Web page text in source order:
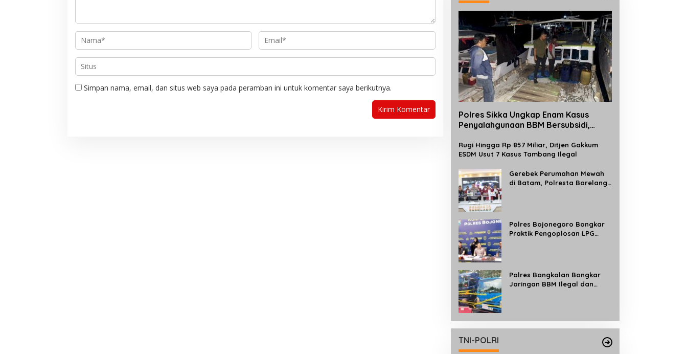
s
Simpan nama, email, dan situs web saya pada peramban ini untuk komentar saya berikutnya.
Polres Sikka Ungkap Enam Kasus
Penyalahgunaan BBM Bersubsidi,
Diamankan
Rugi Hingga Rp 857 Miliar, Ditjen Gakkum
ESDM Usut 7 Kasus Tambang Ilegal
Gerebek Perumahan Mewah
di Batam, Polresta Barelang
Polres Bojonegoro Bongkar
Praktik Pengoplosan LPG
Polres Bangkalan Bongkar
Jaringan BBM Ilegal dan
TNI-POLRI